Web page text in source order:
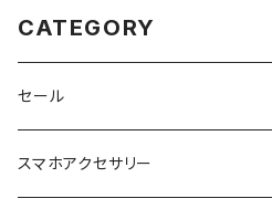
CATEGORY
セール
スマホアクセサリー